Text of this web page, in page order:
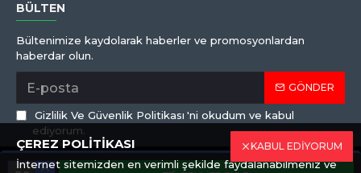
BÜLTEN
Bültenimize kaydolarak haberler ve promosyonlardan
haberdar olun.
GÖNDER
Gizlilik Ve Güvenlik Politikası 'ni okudum ve kabul
ediyorum.
KABUL EDİYORUM
ÇEREZ POLİTİKASI
İnternet sitemizden en verimli şekilde faydalanabilmeniz ve